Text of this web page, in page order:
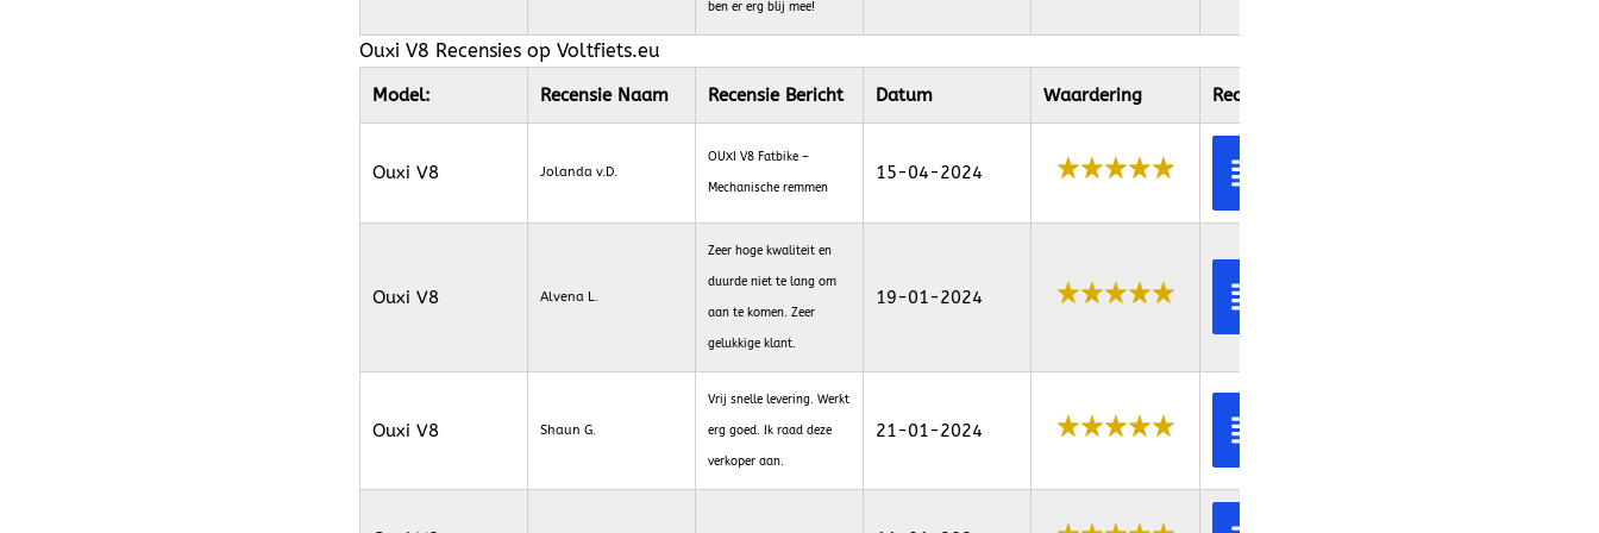
ben er erg blij mee!
Ouxi V8 Recensies op Voltfiets.eu
Model: Recensie Naam Recensie Bericht Datum Waardering Recensie link
Ouxi V8 Jolanda v.D.
OUXI V8 Fatbike –
Mechanische remmen
15-04-2024
Ouxi V8 Alvena L.
Zeer hoge kwaliteit en
duurde niet te lang om
aan te komen. Zeer
gelukkige klant.
19-01-2024
Ouxi V8 Shaun G.
Vrij snelle levering. Werkt
erg goed. Ik raad deze
verkoper aan.
21-01-2024